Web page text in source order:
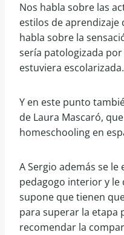
Nos habla sobre las
estilos de aprendizaje
habla sobre la
sería patologizada
estuviera escolarizada.
Y en este punto
de Laura Mascaró,
homeschooling en
A Sergio además se le
pedagogo interior y
supone que tienen
para superar la etapa
recomendar la